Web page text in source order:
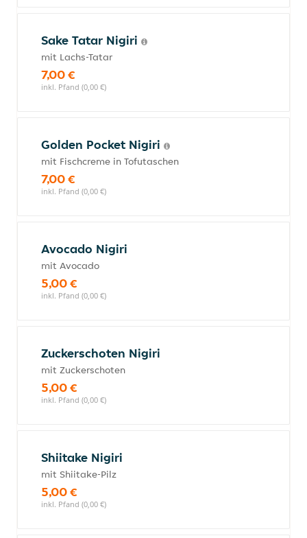
Sake Tatar Nigiri
mit Lachs-Tatar
7,00 €
inkl. Pfand (0,00 €)
Golden Pocket Nigiri
mit Fischcreme in Tofutaschen
7,00 €
inkl. Pfand (0,00 €)
Avocado Nigiri
mit Avocado
5,00 €
inkl. Pfand (0,00 €)
Zuckerschoten Nigiri
mit Zuckerschoten
5,00 €
inkl. Pfand (0,00 €)
Shiitake Nigiri
mit Shiitake-Pilz
5,00 €
inkl. Pfand (0,00 €)